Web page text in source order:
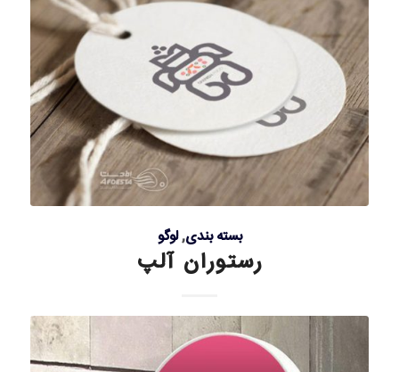
بسته بندی,لوگو
رستوران آلپ